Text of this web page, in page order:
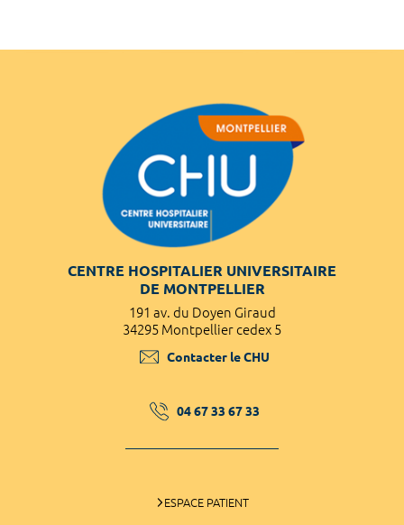
CENTRE HOSPITALIER UNIVERSITAIRE
DE MONTPELLIER
191 av. du Doyen Giraud
34295 Montpellier cedex 5
Contacter le CHU
04 67 33 67 33
ESPACE PATIENT